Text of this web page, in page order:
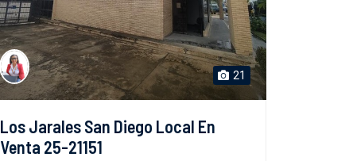
21
Los Jarales San Diego Local En
Venta 25-21151